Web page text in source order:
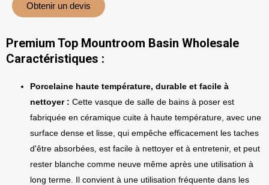
Obtenir un devis
Premium Top Mountroom Basin Wholesale
Caractéristiques :
Porcelaine haute température, durable et facile à
nettoyer : Cette vasque de salle de bains à poser est
fabriquée en céramique cuite à haute température, avec une
surface dense et lisse, qui empêche efficacement les taches
d'être absorbées, est facile à nettoyer et à entretenir, et peut
rester blanche comme neuve même après une utilisation à
long terme. Il convient à une utilisation fréquente dans les